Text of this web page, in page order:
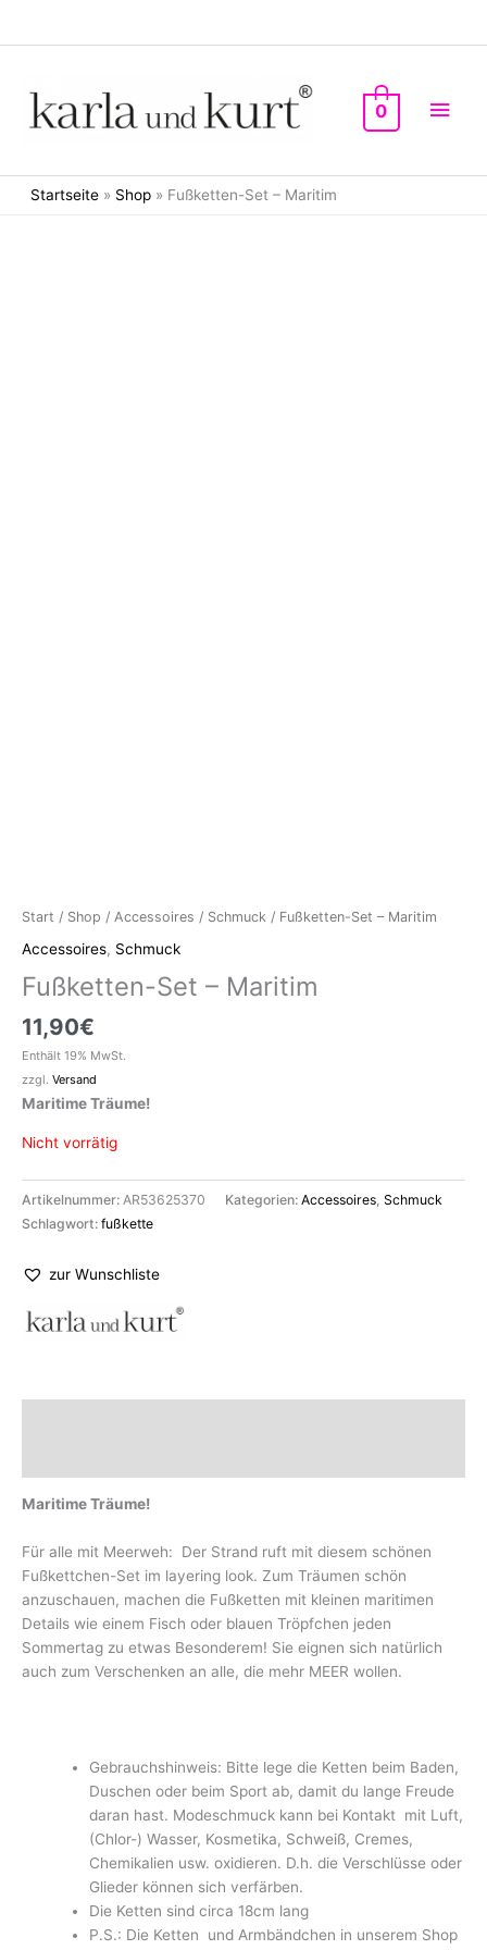
0
Startseite » Shop » Fußketten-Set – Maritim
Start / Shop / Accessoires / Schmuck / Fußketten-Set – Maritim
Accessoires, Schmuck
Fußketten-Set – Maritim
11,90€
Enthält 19% MwSt.
zzgl. Versand
Maritime Träume!
Nicht vorrätig
Artikelnummer: AR53625370 Kategorien: Accessoires Schmuck
Schlagwort: fußkette
zur Wunschliste
Maritime Träume!
Für alle mit Meerweh: Der Strand ruft mit diesem schönen
Fußkettchen-Set im layering look. Zum Träumen schön
anzuschauen, machen die Fußketten mit kleinen maritimen
Details wie einem Fisch oder blauen Tröpfchen jeden
Sommertag zu etwas Besonderem! Sie eignen sich natürlich
auch zum Verschenken an alle, die mehr MEER wollen.
Gebrauchshinweis: Bitte lege die Ketten beim Baden,
Duschen oder beim Sport ab, damit du lange Freude
daran hast. Modeschmuck kann bei Kontakt mit Luft,
(Chlor-) Wasser, Kosmetika, Schweiß, Cremes,
Chemikalien usw. oxidieren. D.h. die Verschlüsse oder
Glieder können sich verfärben.
Die Ketten sind circa 18cm lang
P.S.: Die Ketten und Armbändchen in unserem Shop